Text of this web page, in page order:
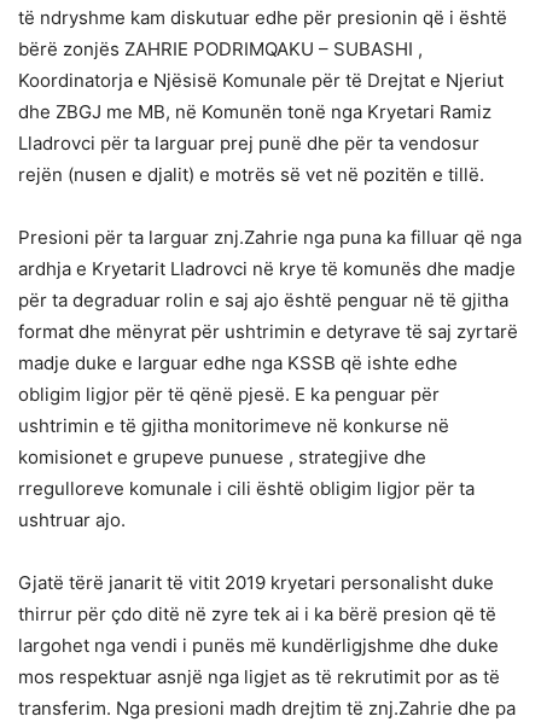
të ndryshme kam diskutuar edhe për presionin që i është
bërë zonjës ZAHRIE PODRIMQAKU – SUBASHI ,
Koordinatorja e Njësisë Komunale për të Drejtat e Njeriut
dhe ZBGJ me MB, në Komunën tonë nga Kryetari Ramiz
Lladrovci për ta larguar prej punë dhe për ta vendosur
rejën (nusen e djalit) e motrës së vet në pozitën e tillë.
Presioni për ta larguar znj.Zahrie nga puna ka filluar që nga
ardhja e Kryetarit Lladrovci në krye të komunës dhe madje
për ta degraduar rolin e saj ajo është penguar në të gjitha
format dhe mënyrat për ushtrimin e detyrave të saj zyrtarë
madje duke e larguar edhe nga KSSB që ishte edhe
obligim ligjor për të qënë pjesë. E ka penguar për
ushtrimin e të gjitha monitorimeve në konkurse në
komisionet e grupeve punuese , strategjive dhe
rregulloreve komunale i cili është obligim ligjor për ta
ushtruar ajo.
Gjatë tërë janarit të vitit 2019 kryetari personalisht duke
thirrur për çdo ditë në zyre tek ai i ka bërë presion që të
largohet nga vendi i punës më kundërligjshme dhe duke
mos respektuar asnjë nga ligjet as të rekrutimit por as të
transferim. Nga presioni madh drejtim të znj.Zahrie dhe pa